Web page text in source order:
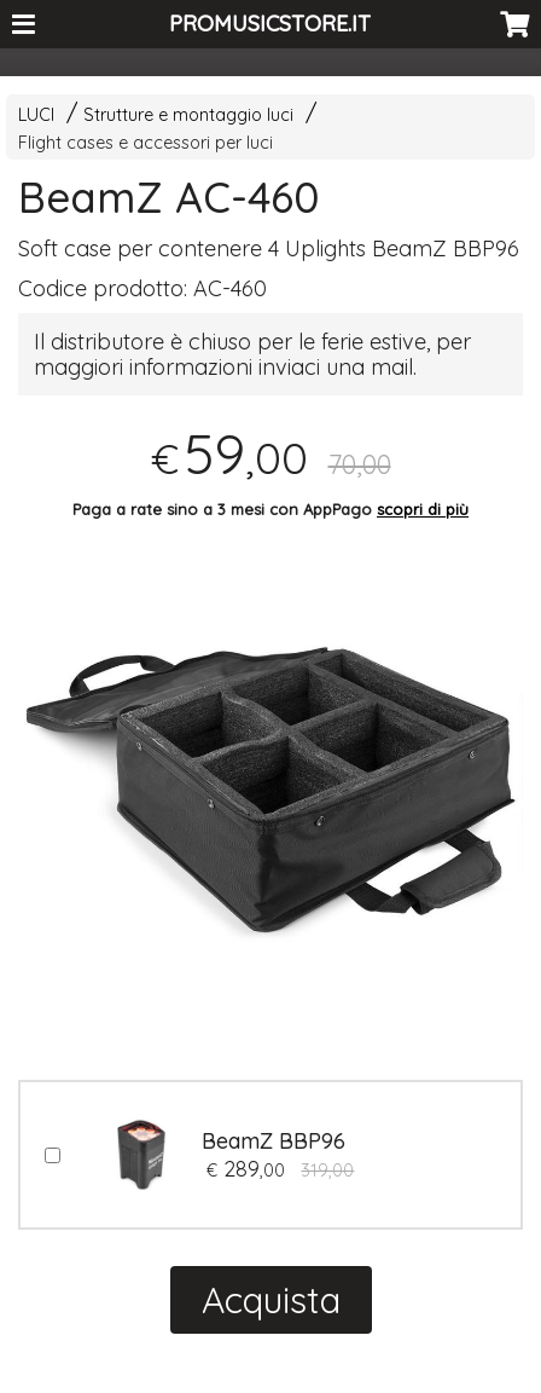
<-- Curio's GSC -->PROMUSICSTORE.IT
LUCI
Strutture e montaggio luci
Flight cases e accessori per luci
BeamZ AC-460
Soft case per contenere 4 Uplights BeamZ BBP96
Codice prodotto:AC-460
Il distributore è chiuso per le ferie estive, per
maggiori informazioni inviaci una mail.
€59,00 70,00
Paga a rate sino a 3 mesi con AppPago scopri di più
BeamZ BBP96
€ 289,00 319,00
Acquista